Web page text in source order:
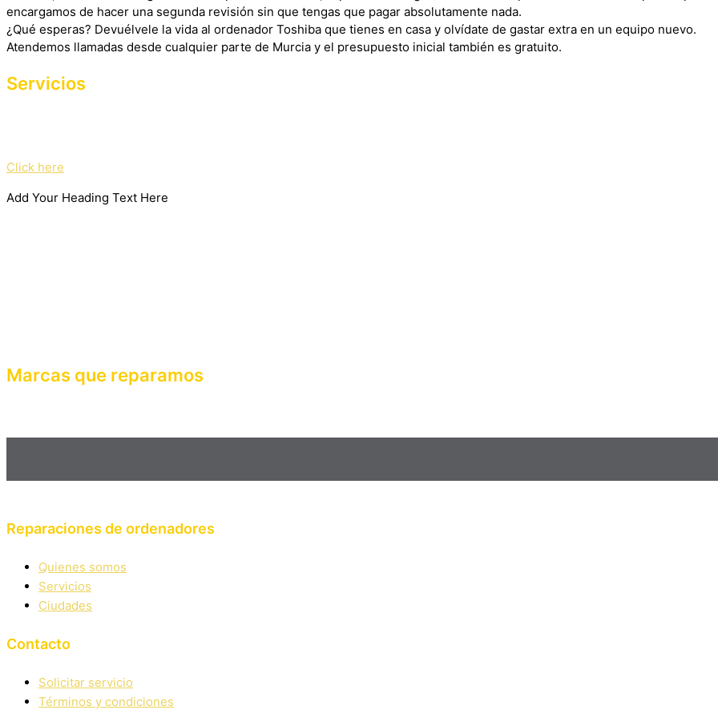
encargamos de hacer una segunda revisión sin que tengas que pagar absolutamente nada.
¿Qué esperas? Devuélvele la vida al ordenador Toshiba que tienes en casa y olvídate de gastar extra en un equipo nuevo.
Atendemos llamadas desde cualquier parte de Murcia y el presupuesto inicial también es gratuito.
Servicios
Click here
Add Your Heading Text Here
Marcas que reparamos
Reparaciones de ordenadores
Quienes somos
Servicios
Ciudades
Contacto
Solicitar servicio
Términos y condiciones